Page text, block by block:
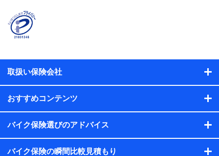
契約者と被保険者の関係、保険加入の目的、保険商品の内
容、保険料、保険料のお支払方法、車のメーカーや走行距離
などの情報、建物の構造や築年数などの情報、ペットの種類
【共同して利用する者の範囲】
当社
【利用目的】
提供する保険関連サービスにおけるユーザー登録受付および
取扱い保険会社
おすすめコンテンツ
バイク保険選びのアドバイス
バイク保険の瞬間比較見積もり